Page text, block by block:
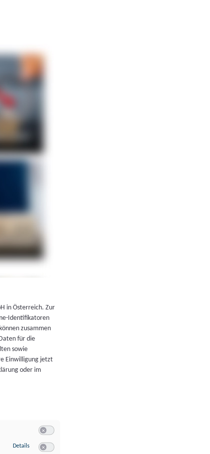
in Österreich. Zur
Identifikatoren
zusammen
für die
sowie
Einwilligung jetzt
oder im
Details zu Speichern von oder Zugriff auf Informationen auf einem Endgerät